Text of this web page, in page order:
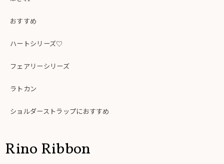
おすすめ
ハートシリーズ♡
フェアリーシリーズ
ラトカン
ショルダーストラップにおすすめ
Rino Ribbon